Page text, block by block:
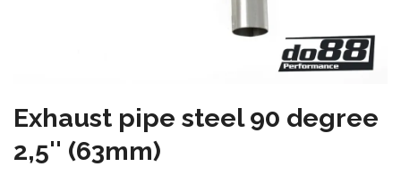
Exhaust pipe steel 90 degree
2,5'' (63mm)